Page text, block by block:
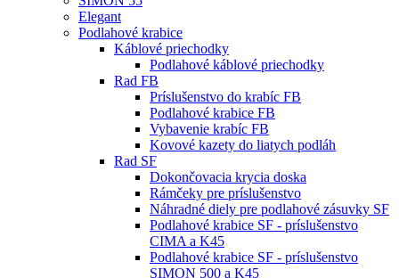
Elegant
Podlahové krabice
Káblové priechodky
Podlahové káblové priechodky
Rad FB
Príslušenstvo do krabíc FB
Podlahové krabice FB
Vybavenie krabíc FB
Kovové kazety do liatych podláh
Rad SF
Dokončovacia krycia doska
Rámčeky pre príslušenstvo
Náhradné diely pre podlahové zásuvky SF
Podlahové krabice SF - príslušenstvo
CIMA a K45
Podlahové krabice SF - príslušenstvo
SIMON 500 a K45